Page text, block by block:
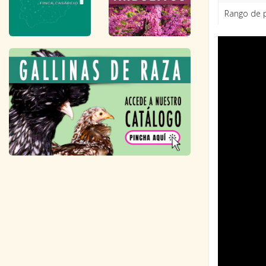
Rango de